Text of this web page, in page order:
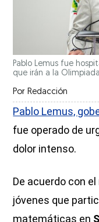
Pablo Lemus fue
que irán a la
Por Redacción
Pablo Lemus,
fue operado de
dolor intenso.
De acuerdo con
jóvenes que
matemáticas en